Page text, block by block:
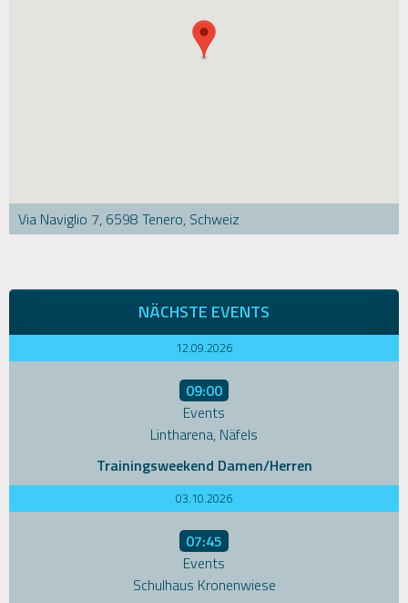
Via Naviglio 7, 6598 Tenero, Schweiz
NÄCHSTE EVENTS
12.09.2026
09:00
Events
Lintharena, Näfels
Trainingsweekend Damen/Herren
03.10.2026
07:45
Events
Schulhaus Kronenwiese